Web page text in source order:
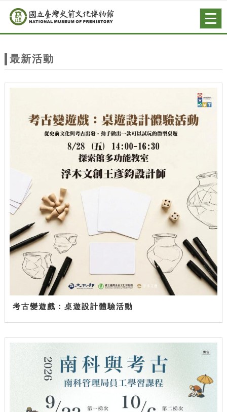
站
主
跳到主要內容
網站導覽
最新活動
考古變遊戲：桌遊設計體驗活動